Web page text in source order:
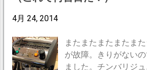
過去最安値。＼(^o^)／
イプを２本挿しておき
30ミリ間隔。パイプ
のパイプ２本だけで
で、飾りも兼ねても
り付けはいたって簡単
でにというか、ガス
を掃除しておきます
一応テスト。 どうせ
4月 24, 2014
またまたまたまたま
が故障。きりがない
ました。チンバリジ